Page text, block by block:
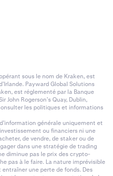
sous le nom de Kraken, est
Payward Global Solutions
est réglementé par la Banque
John Rogerson’s Quay, Dublin,
les politiques et informations
générale uniquement et
ou financiers ni une
de vendre, de staker ou de
dans une stratégie de trading
diminue pas le prix des crypto-
pas à le faire. La nature imprévisible
une perte de fonds. Des